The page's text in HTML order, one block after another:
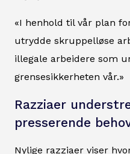
«I henhold til vår plan
utrydde skruppelløse
illegale arbeidere som
grensesikkerheten vår.»
Razziaer
presserende
Nylige razziaer viser